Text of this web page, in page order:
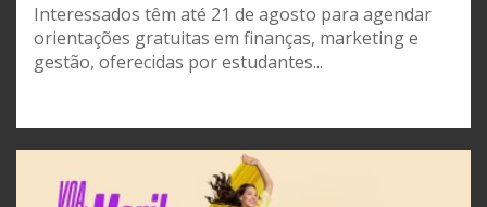
Interessados têm até 21 de agosto para agendar
orientações gratuitas em finanças, marketing e
gestão, oferecidas por estudantes...